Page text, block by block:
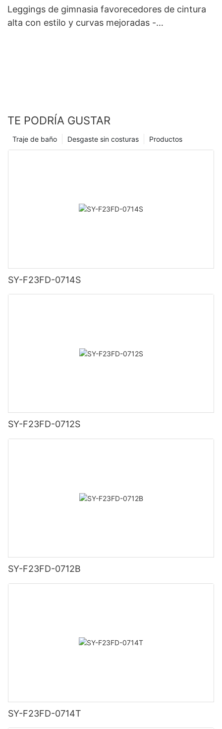
Leggings de gimnasia favorecedores de cintura
alta con estilo y curvas mejoradas -
TE PODRÍA GUSTAR
Productos
Desgaste sin costuras
Traje de baño
SY-F23FD-0714S
SY-F23FD-0712S
SY-F23FD-0712B
SY-F23FD-0714T